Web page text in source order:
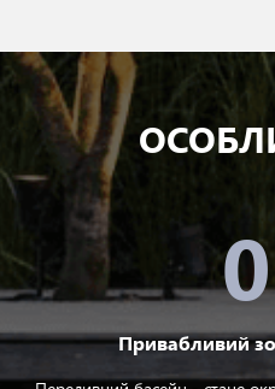
Привабливий